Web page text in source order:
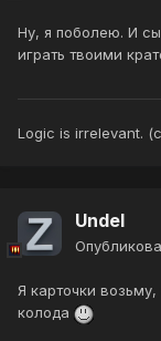
Ну, я поболею. И
играть твоими
Logic is irrelevant.
Undel
Я карточки возьму,
колода